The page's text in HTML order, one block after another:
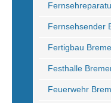
Fernsehsender
Fertigbau
Festhalle
Feuerwehr